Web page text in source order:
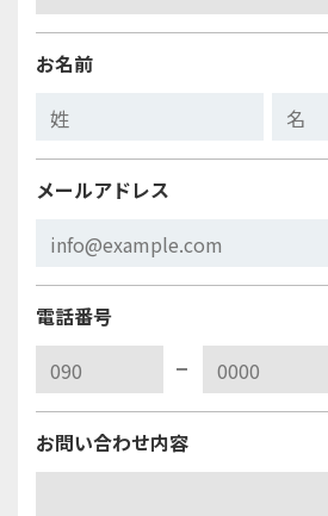
お名前
メールアドレス
電話番号
お問い合わせ内容